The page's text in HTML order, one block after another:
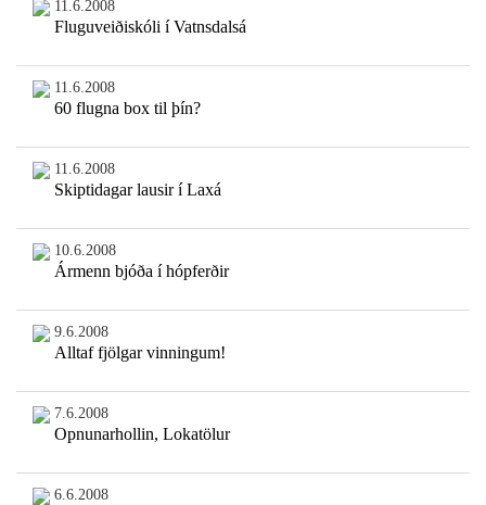
11.6.2008
Fluguveiðiskóli í Vatnsdalsá
11.6.2008
60 flugna box til þín?
11.6.2008
Skiptidagar lausir í Laxá
10.6.2008
Ármenn bjóða í hópferðir
9.6.2008
Alltaf fjölgar vinningum!
7.6.2008
Opnunarhollin, Lokatölur
6.6.2008